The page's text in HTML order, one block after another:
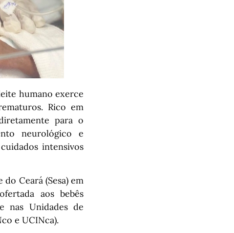
humano exerce
Rico em
para o
neurológico e
intensivos
Ceará (Sesa) em
aos bebês
nas Unidades de
e UCINca).